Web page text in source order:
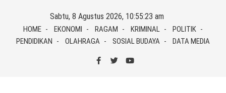
content
Sabtu, 8 Agustus 2026, 10:55:24 am
HOME EKONOMI RAGAM KRIMINAL
POLITIK
PENDIDIKAN
OLAHRAGA SOSIAL BUDAYA DATA MEDIA